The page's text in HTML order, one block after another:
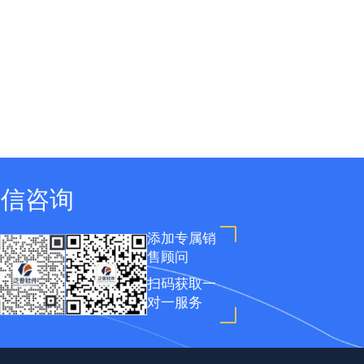
咨询
添加专属销
售顾问
扫码获取一
对一服务